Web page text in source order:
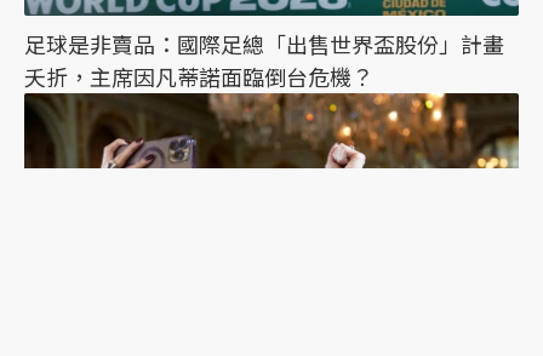
足球是非賣品：國際足總「出售世界盃股份」計畫
夭折，主席因凡蒂諾面臨倒台危機？